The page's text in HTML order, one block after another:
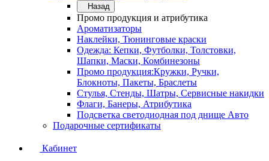
Назад
Промо продукция и атрибутика
Ароматизаторы
Наклейки, Тюнинговые краски
Одежда: Кепки, Футболки, Толстовки,
Шапки, Маски, Комбинезоны
Промо продукция:Кружки, Ручки,
Блокноты, Пакеты, Браслеты
Стулья, Стенды, Шатры, Сервисные накидки
Флаги, Банеры, Атрибутика
Подсветка светодиодная под днище Авто
Подарочные сертификаты
Кабинет